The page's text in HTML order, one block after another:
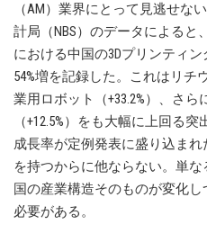
（AM）業界にとって見逃せな
計局（NBS）のデータによると
における中国の3Dプリンティ
54%増を記録した。これはリチ
業用ロボット（+33.2%）、さ
（+12.5%）をも大幅に上回る
成長率が定例発表に盛り込ま
を持つからに他ならない。単
国の産業構造そのものが変化
必要がある。